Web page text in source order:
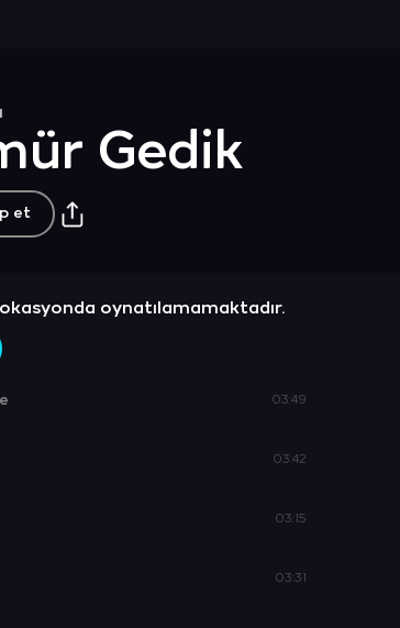
Gedik
et
oynatılamamaktadır.
03:49
03:42
03:15
03:31